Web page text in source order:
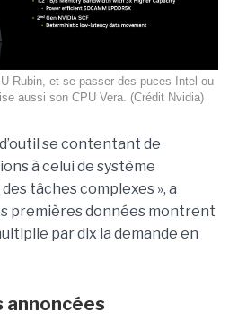
Rubin, et se passer des puces Intel ou
aussi son CPU Vera. (Crédit Nvidia)
se contentant de
à celui de système
tâches complexes », a
premières données montrent
par dix la demande en
annoncées